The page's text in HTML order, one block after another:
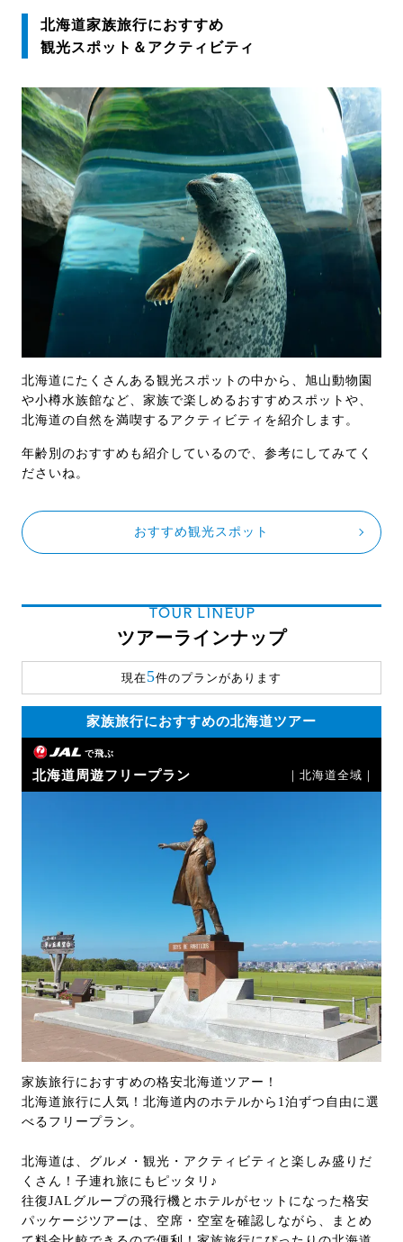
北海道家族旅行におすすめ
観光スポット＆アクティビティ
北海道にたくさんある観光スポットの中から、旭山動物園
や小樽水族館など、家族で楽しめるおすすめスポットや、
北海道の自然を満喫するアクティビティを紹介します。
年齢別のおすすめも紹介しているので、参考にしてみてく
ださいね。
おすすめ観光スポット
TOUR LINEUP
ツアーラインナップ
現在5件のプランがあります
家族旅行におすすめの北海道ツアー
で飛ぶ
北海道周遊フリープラン ｜北海道全域｜
家族旅行におすすめの格安北海道ツアー！
北海道旅行に人気！北海道内のホテルから1泊ずつ自由に選
べるフリープラン。
北海道は、グルメ・観光・アクティビティと楽しみ盛りだ
くさん！子連れ旅にもピッタリ♪
往復JALグループの飛行機とホテルがセットになった格安
パッケージツアーは、空席・空室を確認しながら、まとめ